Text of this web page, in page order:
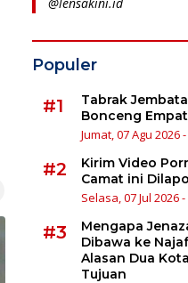
Populer
#1
Tabrak
Bonceng
Jumat, 07 Agu 2026
#2
Kirim Video
Camat ini
Selasa, 07 Jul 2026 -
#3
Mengapa
Dibawa ke
Alasan Dua
Tujuan